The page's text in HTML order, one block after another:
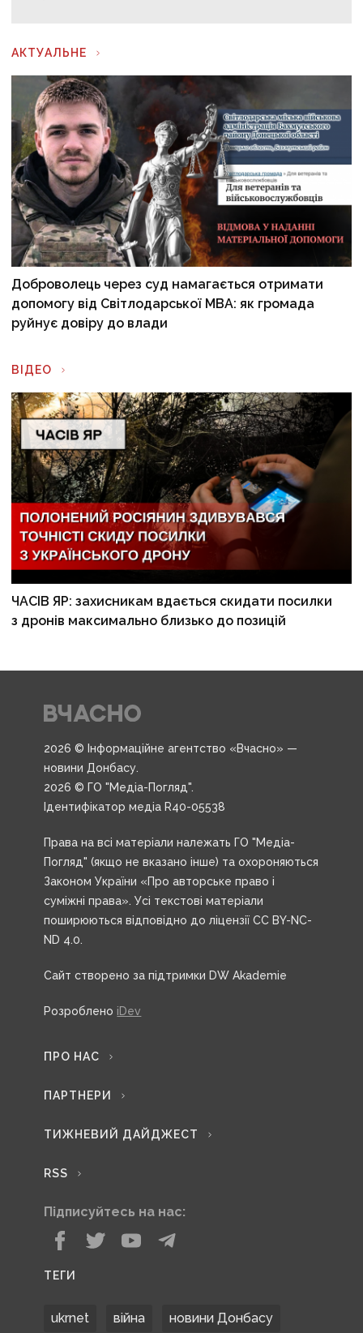
АКТУАЛЬНЕ
Доброволець через суд намагається отримати
допомогу від Світлодарської МВА: як громада
руйнує довіру до влади
ВІДЕО
ЧАСІВ ЯР: захисникам вдається скидати посилки
з дронів максимально близько до позицій
2026 © Інформаційне агентство «Вчасно» —
новини Донбасу.
2026 © ГО "Медіа-Погляд".
Ідентифікатор медіа R40-05538
Права на всі матеріали належать ГО "Медіа-
Погляд" (якщо не вказано інше) та охороняються
Законом України «Про авторське право і
суміжні права». Усі текстові матеріали
поширюються відповідно до ліцензії CC BY-NC-
ND 4.0.
Сайт створено за підтримки DW Akademie
Розроблено iDev
ПРО НАС
ПАРТНЕРИ
ТИЖНЕВИЙ ДАЙДЖЕСТ
RSS
Підписуйтесь на нас:
ТЕГИ
ukrnet війна новини Донбасу